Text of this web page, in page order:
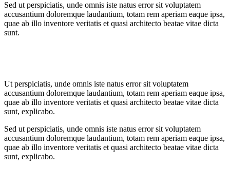
Sed ut perspiciatis, unde omnis iste natus error sit voluptatem
accusantium doloremque laudantium, totam rem aperiam eaque ipsa,
quae ab illo inventore veritatis et quasi architecto beatae vitae dicta
sunt.
Ut perspiciatis, unde omnis iste natus error sit voluptatem
accusantium doloremque laudantium, totam rem aperiam eaque ipsa,
quae ab illo inventore veritatis et quasi architecto beatae vitae dicta
sunt, explicabo.
Sed ut perspiciatis, unde omnis iste natus error sit voluptatem
accusantium doloremque laudantium, totam rem aperiam eaque ipsa,
quae ab illo inventore veritatis et quasi architecto beatae vitae dicta
sunt, explicabo.